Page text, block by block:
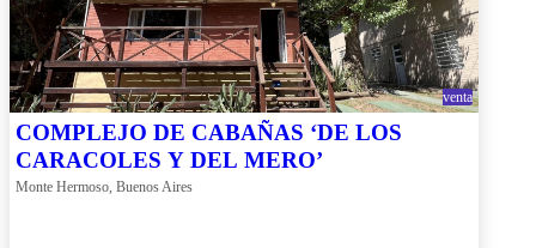
venta
COMPLEJO DE CABAÑAS ‘DE LOS
CARACOLES Y DEL MERO’
Monte Hermoso, Buenos Aires